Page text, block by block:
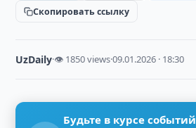
Скопировать ссылку
UzDaily·👁 1850 views·09.01.2026 · 18:30
Будьте в курсе событий